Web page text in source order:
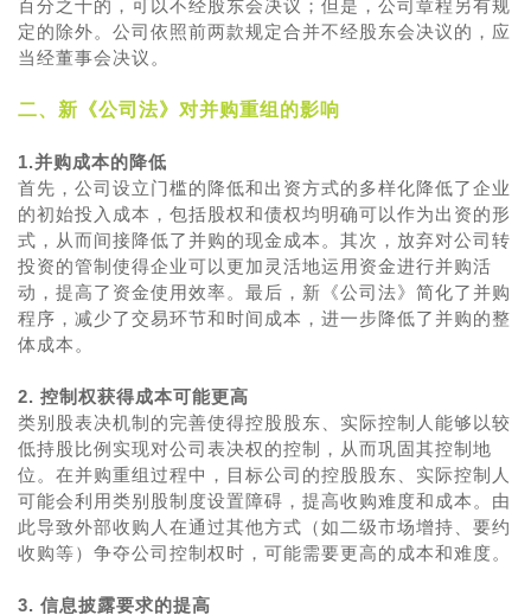
百分之十的，可以不经股东会决议；但是，公司章程另有规
定的除外。公司依照前两款规定合并不经股东会决议的，应
当经董事会决议。
二、新《公司法》对并购重组的影响
1.并购成本的降低
首先，公司设立门槛的降低和出资方式的多样化降低了企业
的初始投入成本，包括股权和债权均明确可以作为出资的形
式，从而间接降低了并购的现金成本。其次，放弃对公司转
投资的管制使得企业可以更加灵活地运用资金进行并购活
动，提高了资金使用效率。最后，新《公司法》简化了并购
程序，减少了交易环节和时间成本，进一步降低了并购的整
体成本。
2. 控制权获得成本可能更高
类别股表决机制的完善使得控股股东、实际控制人能够以较
低持股比例实现对公司表决权的控制，从而巩固其控制地
位。在并购重组过程中，目标公司的控股股东、实际控制人
可能会利用类别股制度设置障碍，提高收购难度和成本。由
此导致外部收购人在通过其他方式（如二级市场增持、要约
收购等）争夺公司控制权时，可能需要更高的成本和难度。
3. 信息披露要求的提高